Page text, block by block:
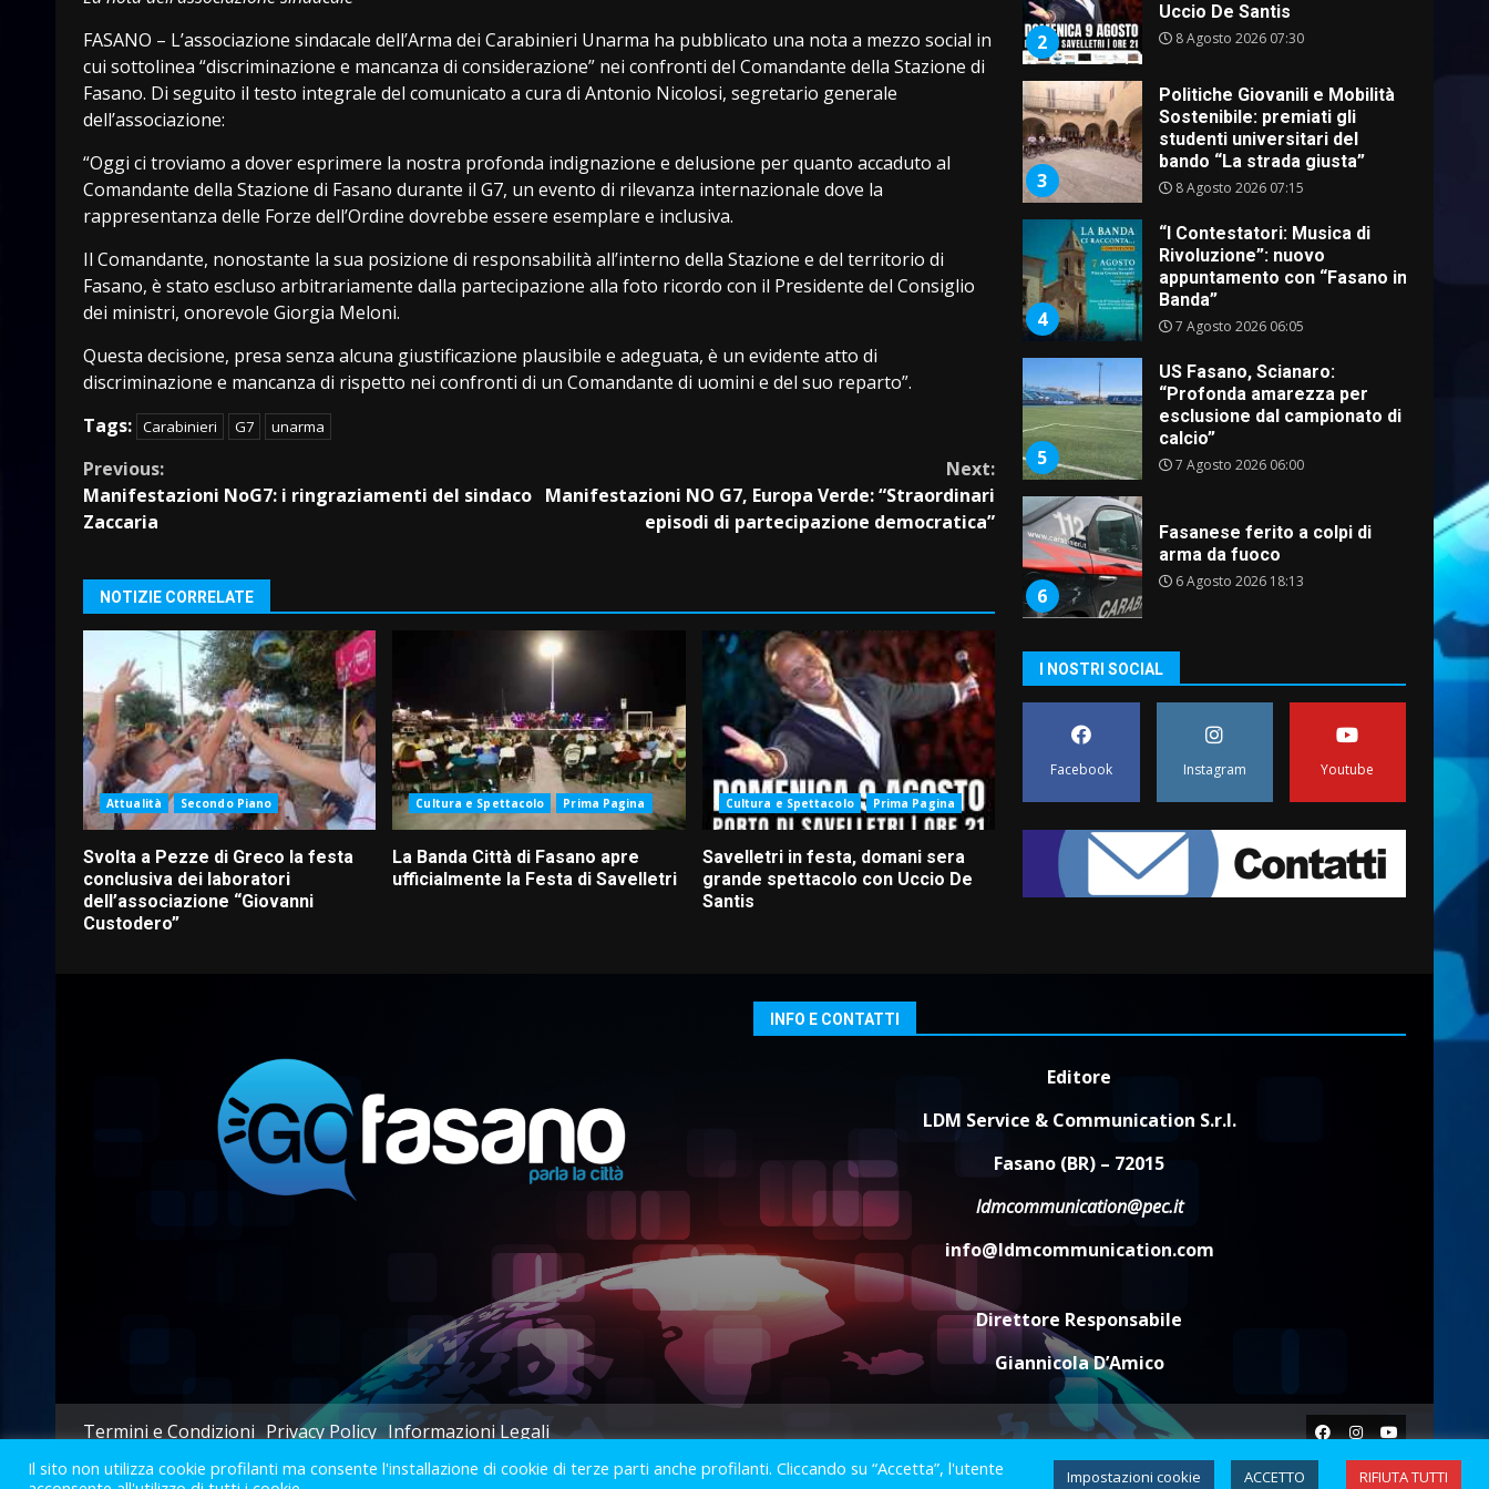
FASANO – L’associazione sindacale dell’Arma dei Carabinieri Unarma ha pubblicato una nota a mezzo social in
cui sottolinea “discriminazione e mancanza di considerazione” nei confronti del Comandante della Stazione di
Fasano. Di seguito il testo integrale del comunicato a cura di Antonio Nicolosi, segretario generale
dell’associazione:
“Oggi ci troviamo a dover esprimere la nostra profonda indignazione e delusione per quanto accaduto al
Comandante della Stazione di Fasano durante il G7, un evento di rilevanza internazionale dove la
rappresentanza delle Forze dell’Ordine dovrebbe essere esemplare e inclusiva.
Il Comandante, nonostante la sua posizione di responsabilità all’interno della Stazione e del territorio di
Fasano, è stato escluso arbitrariamente dalla partecipazione alla foto ricordo con il Presidente del Consiglio
dei ministri, onorevole Giorgia Meloni.
Questa decisione, presa senza alcuna giustificazione plausibile e adeguata, è un evidente atto di
discriminazione e mancanza di rispetto nei confronti di un Comandante di uomini e del suo reparto”.
Tags: Carabinieri G7 unarma
Continue
Reading
Previous:
Manifestazioni NoG7: i ringraziamenti del sindaco
Zaccaria
Next:
Manifestazioni NO G7, Europa Verde: “Straordinari
episodi di partecipazione democratica”
NOTIZIE CORRELATE
Attualità Secondo Piano
Svolta a Pezze di Greco la festa
conclusiva dei laboratori
dell’associazione “Giovanni
Custodero”
Cultura e Spettacolo Prima Pagina
La Banda Città di Fasano apre
ufficialmente la Festa di Savelletri
Cultura e Spettacolo Prima Pagina
Savelletri in festa, domani sera
grande spettacolo con Uccio De
Santis
2
Uccio De Santis
8 Agosto 2026 07:30
3
Politiche Giovanili e Mobilità
Sostenibile: premiati gli
studenti universitari del
bando “La strada giusta”
8 Agosto 2026 07:15
4
“I Contestatori: Musica di
Rivoluzione”: nuovo
appuntamento con “Fasano in
Banda”
7 Agosto 2026 06:05
5
US Fasano, Scianaro:
“Profonda amarezza per
esclusione dal campionato di
calcio”
7 Agosto 2026 06:00
6
Fasanese ferito a colpi di
arma da fuoco
6 Agosto 2026 18:13
Carta d’identità: continua il
piano di aperture
6 Agosto 2026 14:16
La Banda Città di Fasano apre
Savelletri
8 Agosto 2026 11:00
studenti universitari del
bando “La strada giusta”
“I Contestatori: Musica di
appuntamento con “Fasano in
“Profonda amarezza per
calcio”
7 Agosto 2026 06:00
I NOSTRI SOCIAL
Facebook Instagram Youtube
INFO E CONTATTI
Editore
LDM Service & Communication S.r.l.
Fasano (BR) – 72015
ldmcommunication@pec.it
info@ldmcommunication.com
Direttore Responsabile
Giannicola D’Amico
Termini e Condizioni Privacy Policy Informazioni Legali Facebook
Instagram
Youtube
2023 © Gofasano Powered by LGC
Il sito non utilizza cookie profilanti ma consente l'installazione di cookie di terze parti anche profilanti. Cliccando su “Accetta”, l'utente
Impostazioni cookie ACCETTO RIFIUTA TUTTI